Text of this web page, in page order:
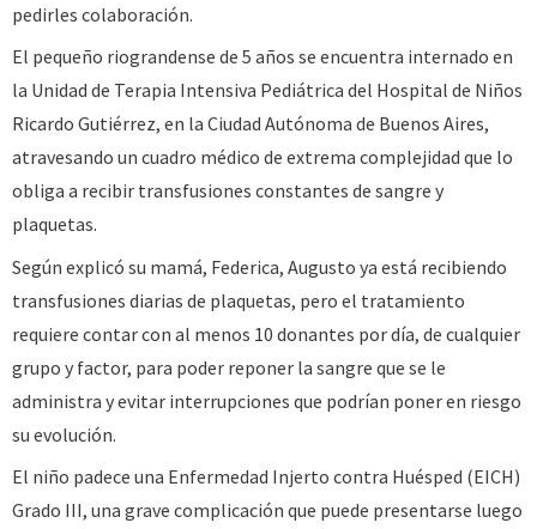
pedirles colaboración.
El pequeño riograndense de 5 años se encuentra internado en
la Unidad de Terapia Intensiva Pediátrica del Hospital de Niños
Ricardo Gutiérrez, en la Ciudad Autónoma de Buenos Aires,
atravesando un cuadro médico de extrema complejidad que lo
obliga a recibir transfusiones constantes de sangre y
plaquetas.
Según explicó su mamá, Federica, Augusto ya está recibiendo
transfusiones diarias de plaquetas, pero el tratamiento
requiere contar con al menos 10 donantes por día, de cualquier
grupo y factor, para poder reponer la sangre que se le
administra y evitar interrupciones que podrían poner en riesgo
su evolución.
El niño padece una Enfermedad Injerto contra Huésped (EICH)
Grado III, una grave complicación que puede presentarse luego